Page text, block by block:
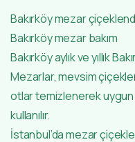
Bakırköy mezar
Bakırköy mezar bakım
Bakırköy aylık ve yıllık
Mezarlar, mevsim
otlar temizlenerek
kullanılır.
İstanbul’da mezar